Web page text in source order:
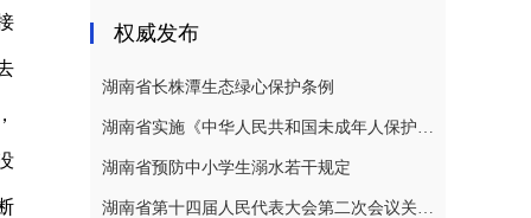
权威发布
湖南省长株潭生态绿心保护条例
湖南省实施《中华人民共和国未成年人保护法》若干规定
湖南省预防中小学生溺水若干规定
湖南省第十四届人民代表大会第二次会议关于湖南省人民代表大会常务委员会工作报告的决议